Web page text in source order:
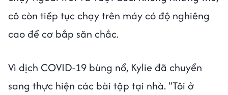
cô còn tiếp tục chạy trên máy có độ nghiêng
cao để cơ bắp săn chắc.
Vì dịch COVID-19 bùng nổ, Kylie đã chuyển
sang thực hiện các bài tập tại nhà. "Tôi ở